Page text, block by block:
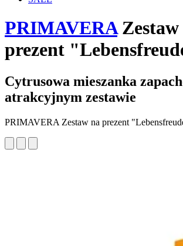
PRIMAVERAZestaw
prezent
Cytrusowa mieszanka
atrakcyjnym zestawie
PRIMAVERA Zestaw na prezent